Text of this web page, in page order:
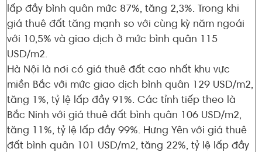
lấp đầy bình quân mức 87%, tăng 2,3%. Trong khi
giá thuê đất tăng mạnh so với cùng kỳ năm ngoái
với 10,5% và giao dịch ở mức bình quân 115
USD/m2.
Hà Nội là nơi có giá thuê đất cao nhất khu vực
miền Bắc với mức giao dịch bình quân 129 USD/m2,
tăng 1%, tỷ lệ lấp đầy 91%. Các tỉnh tiếp theo là
Bắc Ninh với giá thuê đất bình quân 106 USD/m2,
tăng 11%, tỷ lệ lấp đầy 99%. Hưng Yên với giá thuê
đất bình quân 101 USD/m2, tăng 22%, tỷ lệ lấp đầy